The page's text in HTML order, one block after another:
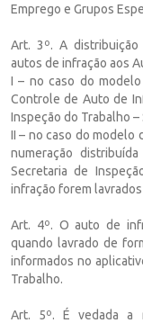
Emprego e Grupos
Art. 3º. A
autos de infração aos
I – no caso do
Controle de Auto de
Inspeção do Trabalho –
II – no caso do modelo
numeração
Secretaria de
infração forem
Art. 4º. O auto de
quando lavrado de
informados no
Trabalho.
Art. 5º. É vedada a